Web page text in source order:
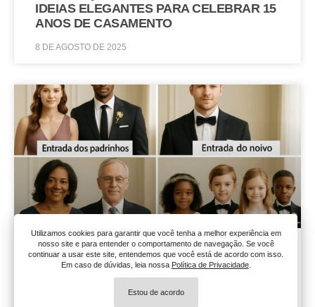
IDEIAS ELEGANTES PARA CELEBRAR 15
ANOS DE CASAMENTO
8 DE AGOSTO DE 2025
ORDEM DE ENTRADA NO CASAMENTO:
COMO ORGANIZAR UM CORTEJO
EMOCIONANTE
Utilizamos cookies para garantir que você tenha a melhor experiência em
nosso site e para entender o comportamento de navegação. Se você
continuar a usar este site, entendemos que você está de acordo com isso.
Em caso de dúvidas, leia nossa Política de Privacidade.
Estou de acordo